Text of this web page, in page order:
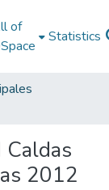
of
Statistics
Caldas
2012